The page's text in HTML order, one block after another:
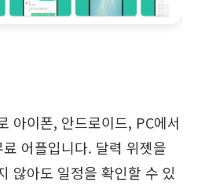
아이폰, 안드로이드, PC에서
어플입니다. 달력 위젯을
않아도 일정을 확인할 수 있